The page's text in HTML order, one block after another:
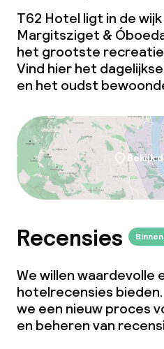
T62 Hotel ligt in de
Margitsziget &
het grootste
Vind hier het
en het oudst
Bekijk
Recensies
We willen waardevolle
hotelrecensies
we een nieuw proces
en beheren van